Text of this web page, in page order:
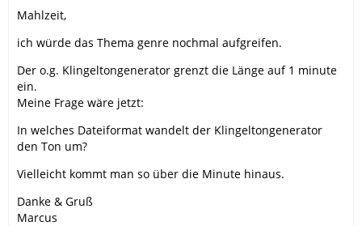
Mahlzeit,
ich würde das Thema genre nochmal aufgreifen.
Der o.g. Klingeltongenerator grenzt die Länge auf 1 minute
ein.
Meine Frage wäre jetzt:
In welches Dateiformat wandelt der Klingeltongenerator
den Ton um?
Vielleicht kommt man so über die Minute hinaus.
Danke & Gruß
Marcus